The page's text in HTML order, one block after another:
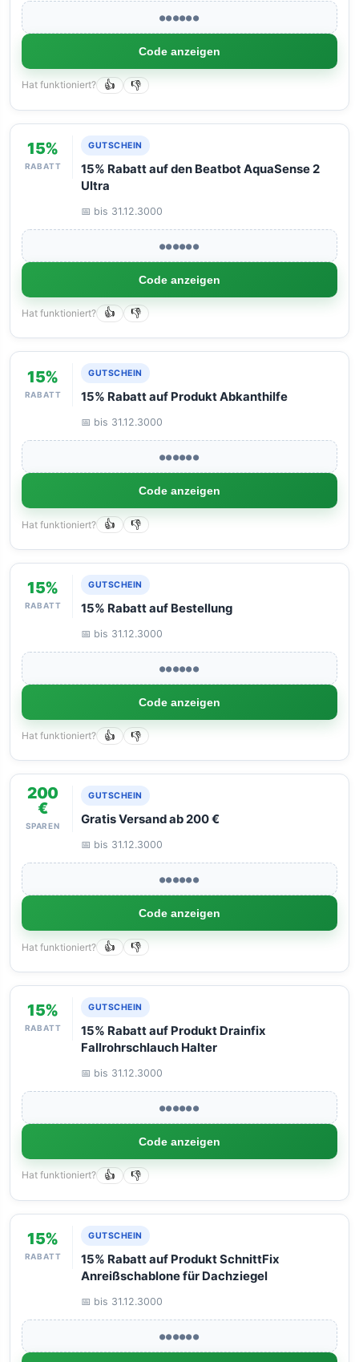
●●●●●●
Code anzeigen
Hat funktioniert? 👍 👎
15%
RABATT
GUTSCHEIN
15% Rabatt auf den Beatbot AquaSense 2
Ultra
📅 bis 31.12.3000
●●●●●●
Code anzeigen
Hat funktioniert? 👍 👎
15%
RABATT
GUTSCHEIN
15% Rabatt auf Produkt Abkanthilfe
📅 bis 31.12.3000
●●●●●●
Code anzeigen
Hat funktioniert? 👍 👎
15%
RABATT
GUTSCHEIN
15% Rabatt auf Bestellung
📅 bis 31.12.3000
●●●●●●
Code anzeigen
Hat funktioniert? 👍 👎
200
€
SPAREN
GUTSCHEIN
Gratis Versand ab 200 €
📅 bis 31.12.3000
●●●●●●
Code anzeigen
Hat funktioniert? 👍 👎
15%
RABATT
GUTSCHEIN
15% Rabatt auf Produkt Drainfix
Fallrohrschlauch Halter
📅 bis 31.12.3000
●●●●●●
Code anzeigen
Hat funktioniert? 👍 👎
15%
RABATT
GUTSCHEIN
15% Rabatt auf Produkt SchnittFix
Anreißschablone für Dachziegel
📅 bis 31.12.3000
●●●●●●